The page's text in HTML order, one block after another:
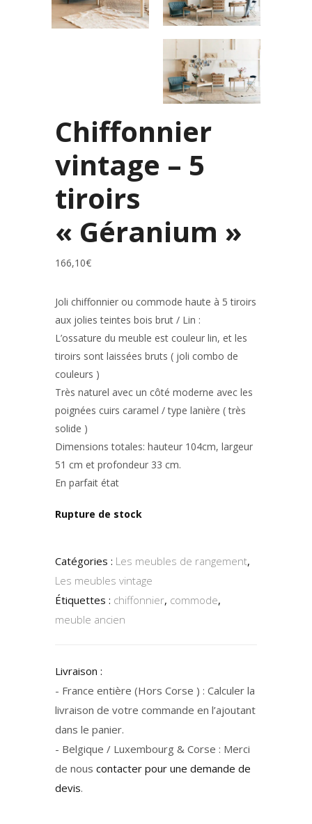
Chiffonnier
vintage – 5
tiroirs
« Géranium »
166,10€
Joli chiffonnier ou commode haute à 5 tiroirs
aux jolies teintes bois brut / Lin :
L’ossature du meuble est couleur lin, et les
tiroirs sont laissées bruts ( joli combo de
couleurs )
Très naturel avec un côté moderne avec les
poignées cuirs caramel / type lanière ( très
solide )
Dimensions totales: hauteur 104cm, largeur
51 cm et profondeur 33 cm.
En parfait état
Rupture de stock
Catégories : Les meubles de rangement,
Les meubles vintage
Étiquettes : chiffonnier, commode,
meuble ancien
Livraison :
- France entière (Hors Corse ) : Calculer la
livraison de votre commande en l’ajoutant
dans le panier.
- Belgique / Luxembourg & Corse : Merci
de nous contacter pour une demande de
devis.